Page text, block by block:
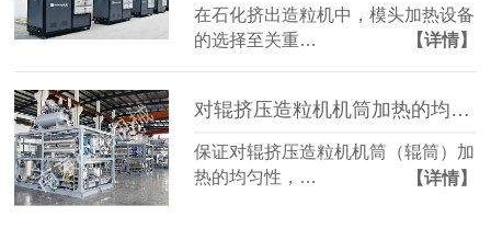
在石化挤出造粒机中，模头加热设备
的选择至关重…
【详情】
对辊挤压造粒机机筒加热的均匀性如何保证？
保证对辊挤压造粒机机筒（辊筒）加
热的均匀性，…
【详情】